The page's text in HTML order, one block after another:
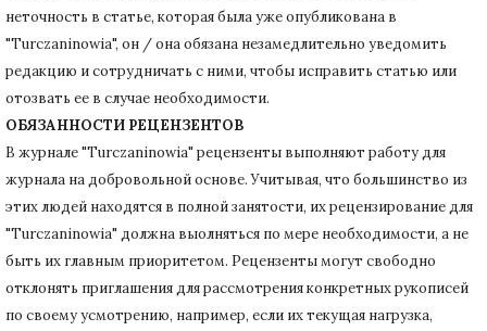
неточность в статье, которая была уже опубликована в
"Turczaninowia", он / она обязана незамедлительно уведомить
редакцию и сотрудничать с ними, чтобы исправить статью или
отозвать ее в случае необходимости.
ОБЯЗАННОСТИ РЕЦЕНЗЕНТОВ
В журнале "Turczaninowia" рецензенты выполняют работу для
журнала на добровольной основе.Учитывая, что большинство из
этих людей находятся в полной занятости, их рецензирование для
"Turczaninowia" должна выолняться по мере необходимости, а не
быть их главным приоритетом. Рецензенты могут свободно
отклонять приглашения для рассмотрения конкретных рукописей
по своему усмотрению, например, если их текущая нагрузка,